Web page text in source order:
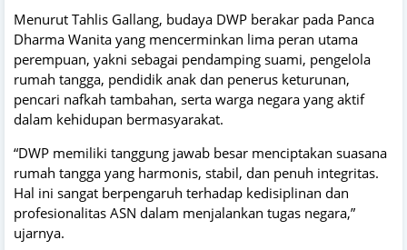
Menurut Tahlis Gallang, budaya DWP berakar pada Panca
Dharma Wanita yang mencerminkan lima peran utama
perempuan, yakni sebagai pendamping suami, pengelola
rumah tangga, pendidik anak dan penerus keturunan,
pencari nafkah tambahan, serta warga negara yang aktif
dalam kehidupan bermasyarakat.
“DWP memiliki tanggung jawab besar menciptakan suasana
rumah tangga yang harmonis, stabil, dan penuh integritas.
Hal ini sangat berpengaruh terhadap kedisiplinan dan
profesionalitas ASN dalam menjalankan tugas negara,”
ujarnya.